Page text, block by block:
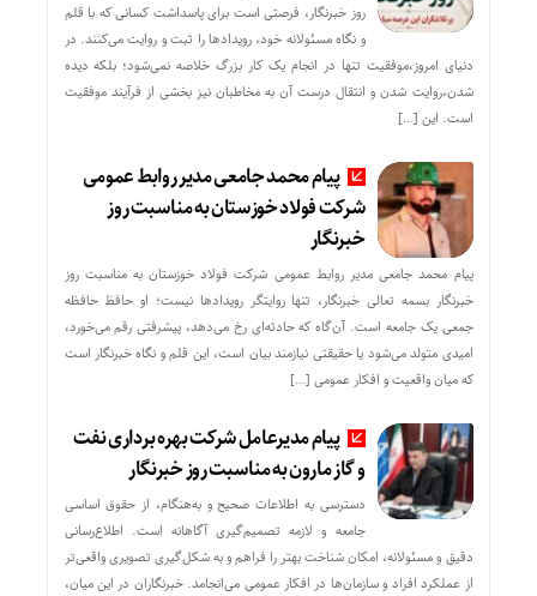
روز خبرنگار، فرصتی است برای پاسداشت کسانی که با قلم
و نگاه مسئولانه خود، رویدادها را ثبت و روایت می‌کنند. در
دنیای امروز،موفقیت تنها در انجام یک کار بزرگ خلاصه نمی‌شود؛ بلکه دیده
شدن،روایت شدن و انتقال درست آن به مخاطبان نیز بخشی از فرآیند موفقیت
است. این […]
پیام محمد جامعی مدیر روابط عمومی
شرکت فولاد خوزستان به مناسبت روز
خبرنگار
پیام محمد جامعی مدیر روابط عمومی شرکت فولاد خوزستان به مناسبت روز
خبرنگار بسمه تعالی خبرنگار، تنها روایتگر رویدادها نیست؛ او حافظ حافظه
جمعی یک جامعه است. آن‌گاه که حادثه‌ای رخ می‌دهد، پیشرفتی رقم می‌خورد،
امیدی متولد می‌شود یا حقیقتی نیازمند بیان است، این قلم و نگاه خبرنگار است
که میان واقعیت و افکار عمومی […]
پیام مدیرعامل شرکت بهره برداری نفت
و گاز مارون به مناسبت روز خبرنگار
دسترسی به اطلاعات صحیح و به‌هنگام، از حقوق اساسی
جامعه و لازمه تصمیم‌گیری آگاهانه است. اطلاع‌رسانی
دقیق و مسئولانه، امکان شناخت بهتر را فراهم و به شکل‌گیری تصویری واقعی‌تر
از عملکرد افراد و سازمان‌ها در افکار عمومی می‌انجامد. خبرنگاران در این میان،